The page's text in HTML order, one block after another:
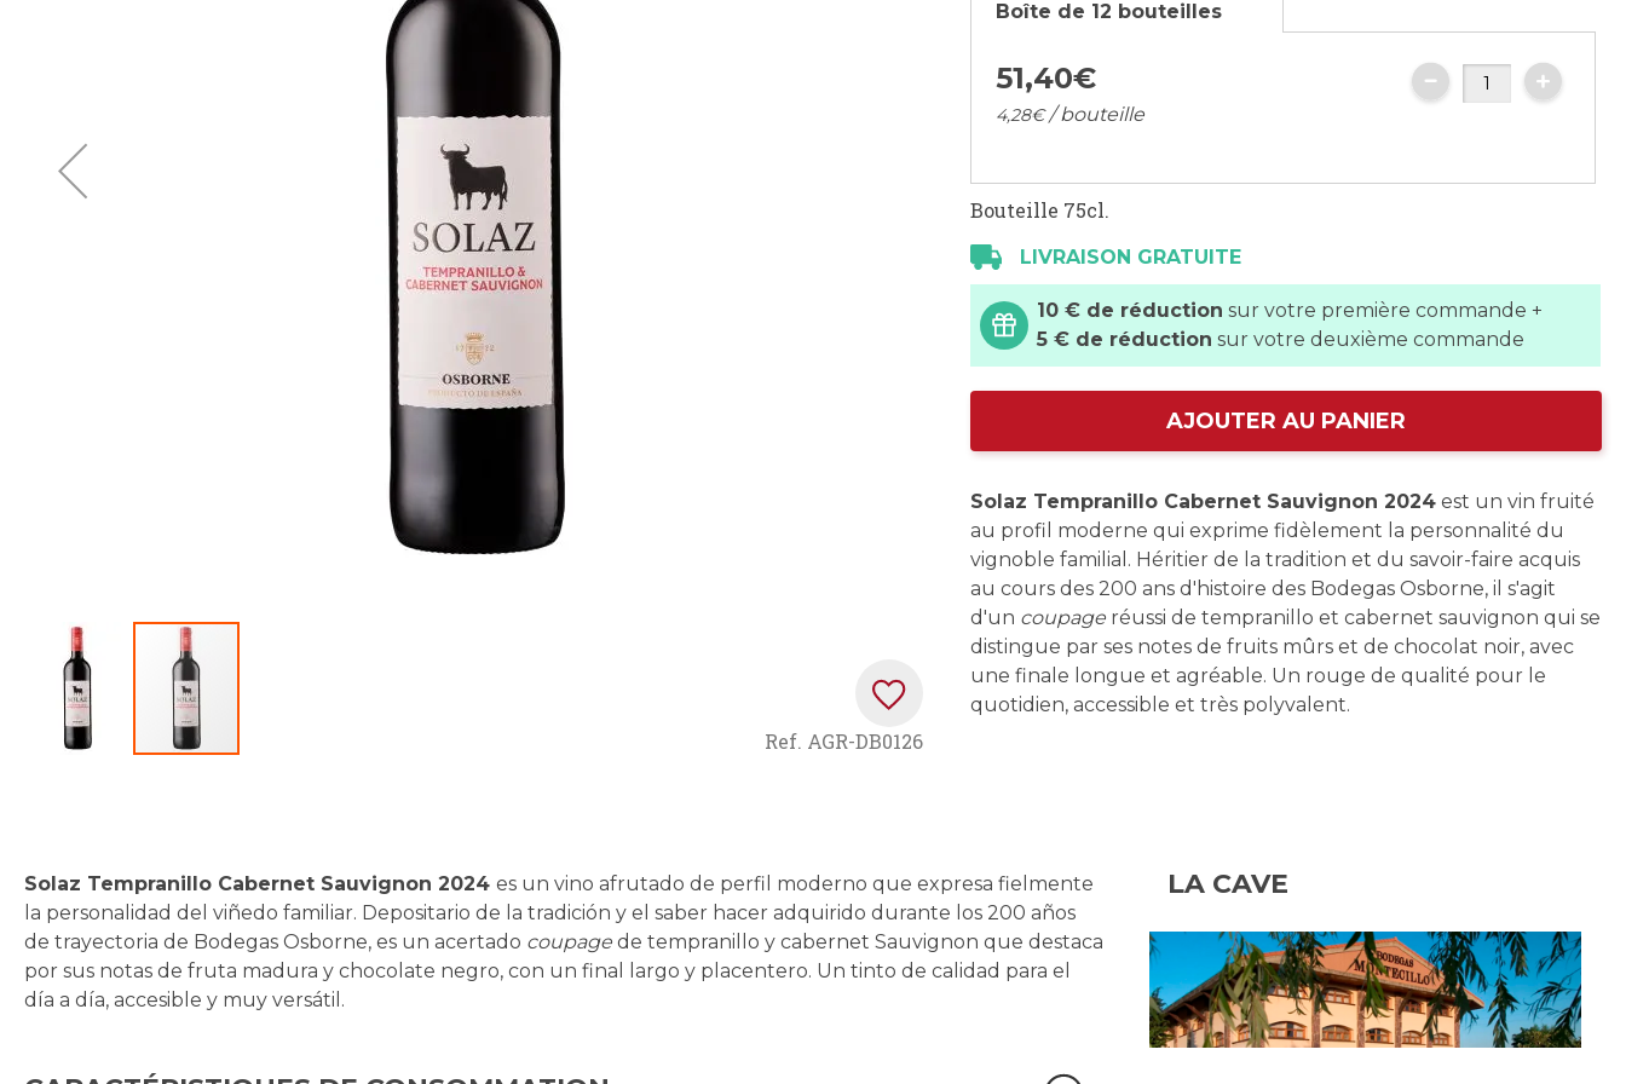
of
the
images
gallery
Ref. AGR-DB0126
Boîte de 12 bouteilles
51,40€
4,28€/ bouteille
Bouteille 75cl.
LIVRAISON GRATUITE
10 € de réduction sur votre première commande +
5 € de réduction sur votre deuxième commande
AJOUTER AU PANIER
Solaz Tempranillo Cabernet Sauvignon 2024 est un vin fruité
au profil moderne qui exprime fidèlement la personnalité du
vignoble familial. Héritier de la tradition et du savoir-faire acquis
au cours des 200 ans d'histoire des Bodegas Osborne, il s'agit
d'un coupage réussi de tempranillo et cabernet sauvignon qui se
distingue par ses notes de fruits mûrs et de chocolat noir, avec
une finale longue et agréable. Un rouge de qualité pour le
quotidien, accessible et très polyvalent.
Solaz Tempranillo Cabernet Sauvignon 2024 es un vino afrutado de perfil moderno que expresa fielmente
la personalidad del viñedo familiar. Depositario de la tradición y el saber hacer adquirido durante los 200 años
de trayectoria de Bodegas Osborne, es un acertado coupage de tempranillo y cabernet Sauvignon que destaca
por sus notas de fruta madura y chocolate negro, con un final largo y placentero. Un tinto de calidad para el
día a día, accesible y muy versátil.
LA CAVE